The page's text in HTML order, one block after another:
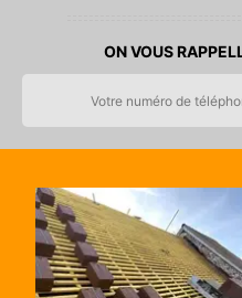
ON VOUS